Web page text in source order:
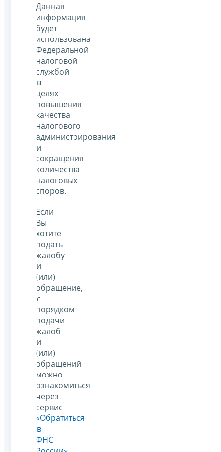
Данная
информация
будет
использована
Федеральной
налоговой
службой
в
целях
повышения
качества
налогового
администрирования
и
сокращения
количества
налоговых
споров.
Если
Вы
хотите
подать
жалобу
и
(или)
обращение,
с
порядком
подачи
жалоб
и
(или)
обращений
можно
ознакомиться
через
сервис
«Обратиться
в
ФНС